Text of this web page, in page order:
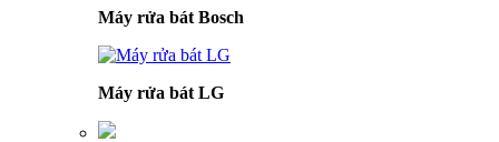
Máy rửa bát Bosch
Máy rửa bát LG